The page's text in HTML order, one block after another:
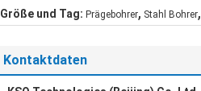
Größe und Tag: Prägebohrer, Stahl Bohrer,
Kontaktdaten